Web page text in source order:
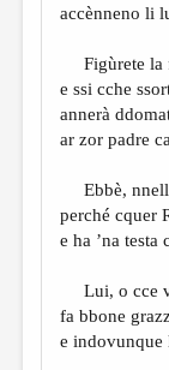
accènneno li
Figùrete la
e ssi cche
annerà
ar zor padre
Ebbè,
perché cquer
e ha ’na testa
Lui, o cce
fa bbone
e indovunque